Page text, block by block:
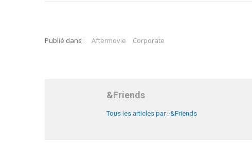
Publié dans : Aftermovie Corporate
&Friends
Tous les articles par : &Friends